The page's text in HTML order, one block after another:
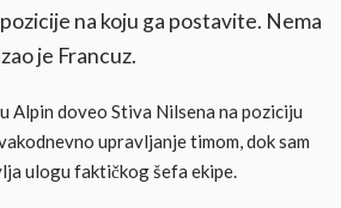
na koju ga postavite. Nema
je Francuz.
Alpin doveo Stiva Nilsena na poziciju
upravljanje timom, dok sam
ulogu faktičkog šefa ekipe.